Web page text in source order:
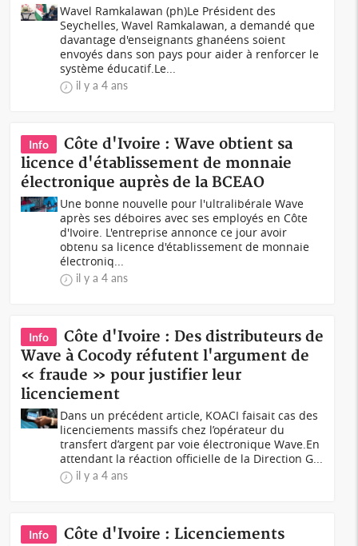
Wavel Ramkalawan (ph)Le Président des
Seychelles, Wavel Ramkalawan, a demandé que
davantage d'enseignants ghanéens soient
envoyés dans son pays pour aider à renforcer le
système éducatif.Le...
il y a 4 ans
Info
Côte d'Ivoire : Wave obtient sa
licence d'établissement de monnaie
électronique auprès de la BCEAO
Une bonne nouvelle pour l'ultralibérale Wave
après ses déboires avec ses employés en Côte
d'Ivoire. L'entreprise annonce ce jour avoir
obtenu sa licence d'établissement de monnaie
électroniq...
il y a 4 ans
Info
Côte d'Ivoire : Des distributeurs de
Wave à Cocody réfutent l'argument de
« fraude » pour justifier leur
licenciement
Dans un précédent article, KOACI faisait cas des
licenciements massifs chez l’opérateur du
transfert d’argent par voie électronique Wave.En
attendant la réaction officielle de la Direction G...
il y a 4 ans
Info
Côte d'Ivoire : Licenciements